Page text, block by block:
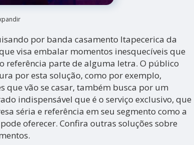
por banda casamento Itapecerica da
visa embalar momentos inesquecíveis que
referência parte de alguma letra. O público
por esta solução, como por exemplo,
que vão se casar, também busca por um
indispensável que é o serviço exclusivo, que
séria e referência em seu segmento como a
oferecer. Confira outras soluções sobre